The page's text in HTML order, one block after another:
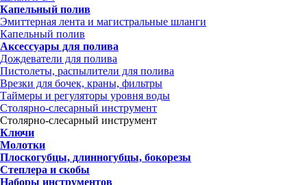
Капельный полив
Эмиттерная лента и магистральные шланги
Капельный полив
Аксессуары для полива
Дождеватели для полива
Пистолеты, распылители для полива
Врезки для бочек, краны, фильтры
Таймеры и регуляторы уровня воды
Столярно-слесарный инструмент
Столярно-слесарный инструмент
Ключи
Молотки
Плоскогубцы, длинногубцы, бокорезы
Степлера и скобы
Наборы инструментов